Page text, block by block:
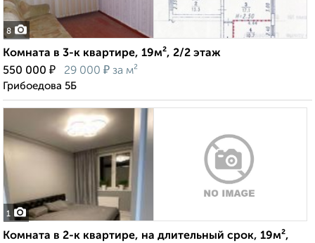
8
Комната в 3-к квартире, 19м², 2/2 этаж
550 000 ₽ 29 000 ₽ за м²
Грибоедова 5Б
1
Комната в 2-к квартире, на длительный срок, 19м²,